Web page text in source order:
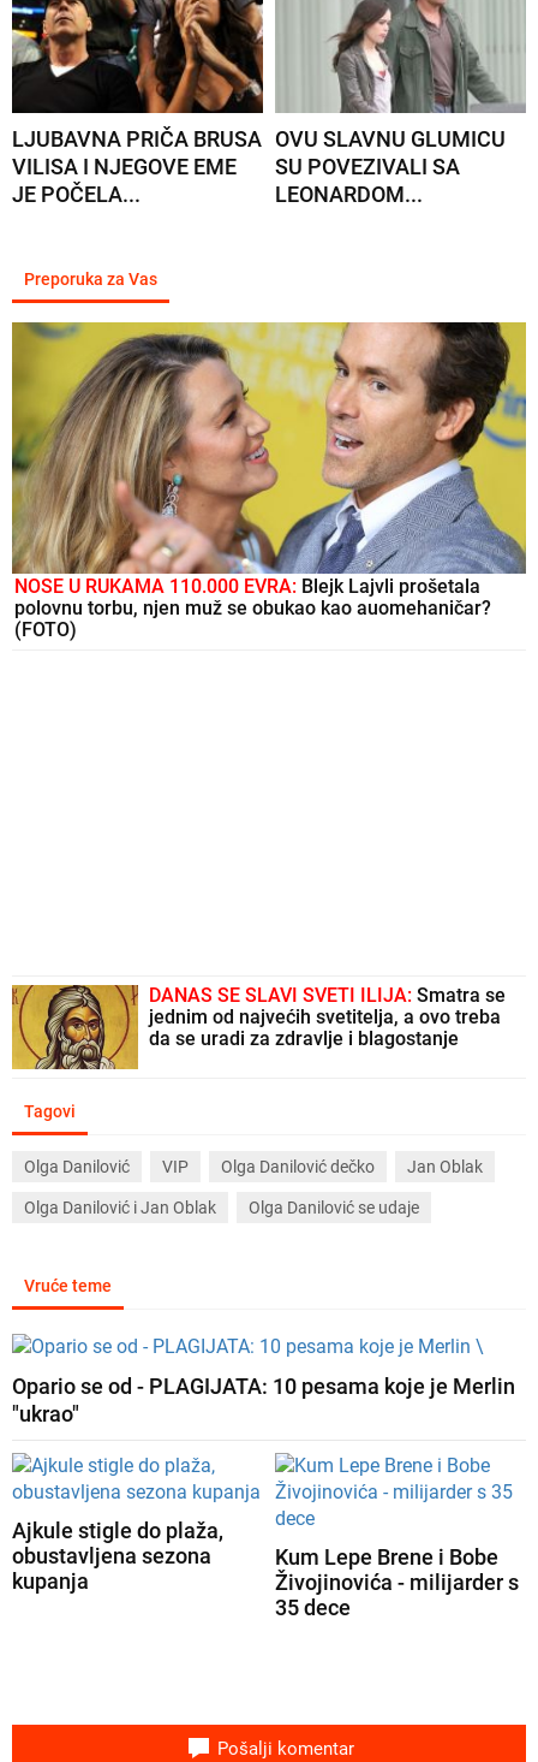
LJUBAVNA PRIČA BRUSA
VILISA I NJEGOVE EME
JE POČELA...
OVU SLAVNU GLUMICU
SU POVEZIVALI SA
LEONARDOM...
Preporuka za Vas
NOSE U RUKAMA 110.000 EVRA: Blejk Lajvli prošetala
polovnu torbu, njen muž se obukao kao auomehaničar?
(FOTO)
DANAS SE SLAVI SVETI ILIJA: Smatra se
jednim od najvećih svetitelja, a ovo treba
da se uradi za zdravlje i blagostanje
Tagovi
Olga Danilović VIP Olga Danilović dečko Jan Oblak
Olga Danilović i Jan Oblak Olga Danilović se udaje
Vruće teme
Opario se od - PLAGIJATA: 10 pesama koje je Merlin
"ukrao"
Ajkule stigle do plaža,
obustavljena sezona
kupanja
Kum Lepe Brene i Bobe
Živojinovića - milijarder s
35 dece
Pošalji komentar